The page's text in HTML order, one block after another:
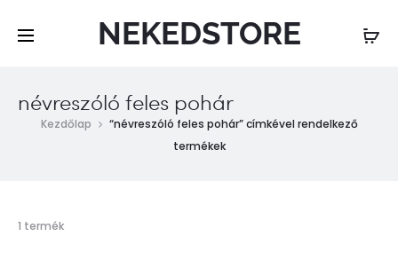
NEKEDSTORE
névreszóló feles pohár
Kezdőlap
“névreszóló feles pohár” címkével rendelkező
termékek
1 termékÖsszesen